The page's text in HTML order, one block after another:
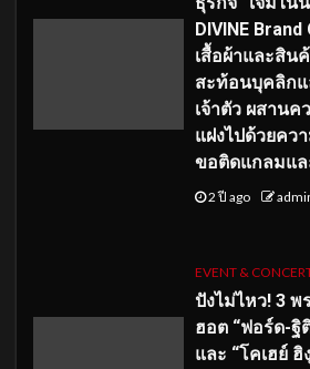
DIVINE
เสื้อผ้าและสิน
สะท้อนบุคลิก
เจ้าตัว ผสานค
แฝงไปด้วยคว
ขอติดแกลมแ
2 ปี ago
EVENT &
ปังไม่ไหว! 3 พ
ฮอต “ฟอร์ด-ฐิ
และ “โคเฮย์ ฮิ